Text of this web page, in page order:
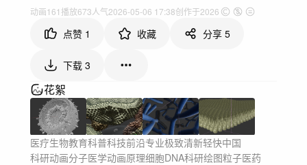
动画161 播放673人气2026-05-06 17:38创作于2026
点赞 1 收藏 分享 5
下载 3
花絮
医疗生物教育科普科技前沿专业极致清新轻快中国
科研动画分子医学动画原理细胞DNA科研绘图粒子医药